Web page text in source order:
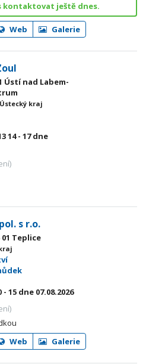
kontaktovat ještě dnes.
Web Galerie
Ústí nad Labem-
kraj
14 - 17dne
s r.o.
01 Teplice
- 15 dne 07.08.2026
Web Galerie